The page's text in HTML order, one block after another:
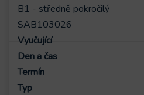
B1 - středně pokročilý
SAB103026